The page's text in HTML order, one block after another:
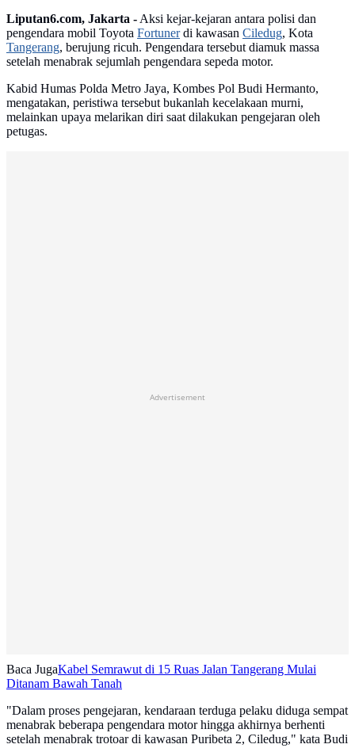
Liputan6.com, Jakarta -Aksi kejar-kejaran antara polisi dan
pengendara mobil Toyota Fortunerdi kawasan Ciledug, Kota
Tangerang, berujung ricuh. Pengendara tersebut diamuk massa
setelah menabrak sejumlah pengendara sepeda motor.
Kabid Humas Polda Metro Jaya, Kombes Pol Budi Hermanto,
mengatakan, peristiwa tersebut bukanlah kecelakaan murni,
melainkan upaya melarikan diri saat dilakukan pengejaran oleh
petugas.
Advertisement
Baca JugaKabel Semrawut di 15 Ruas Jalan Tangerang Mulai
Ditanam Bawah Tanah
"Dalam proses pengejaran, kendaraan terduga pelaku diduga sempat
menabrak beberapa pengendara motor hingga akhirnya berhenti
setelah menabrak trotoar di kawasan Puribeta 2, Ciledug," kata Budi